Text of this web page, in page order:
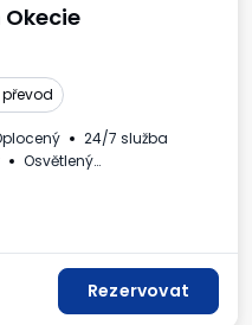
24/7 služba
Osvětlený
Rezervovat